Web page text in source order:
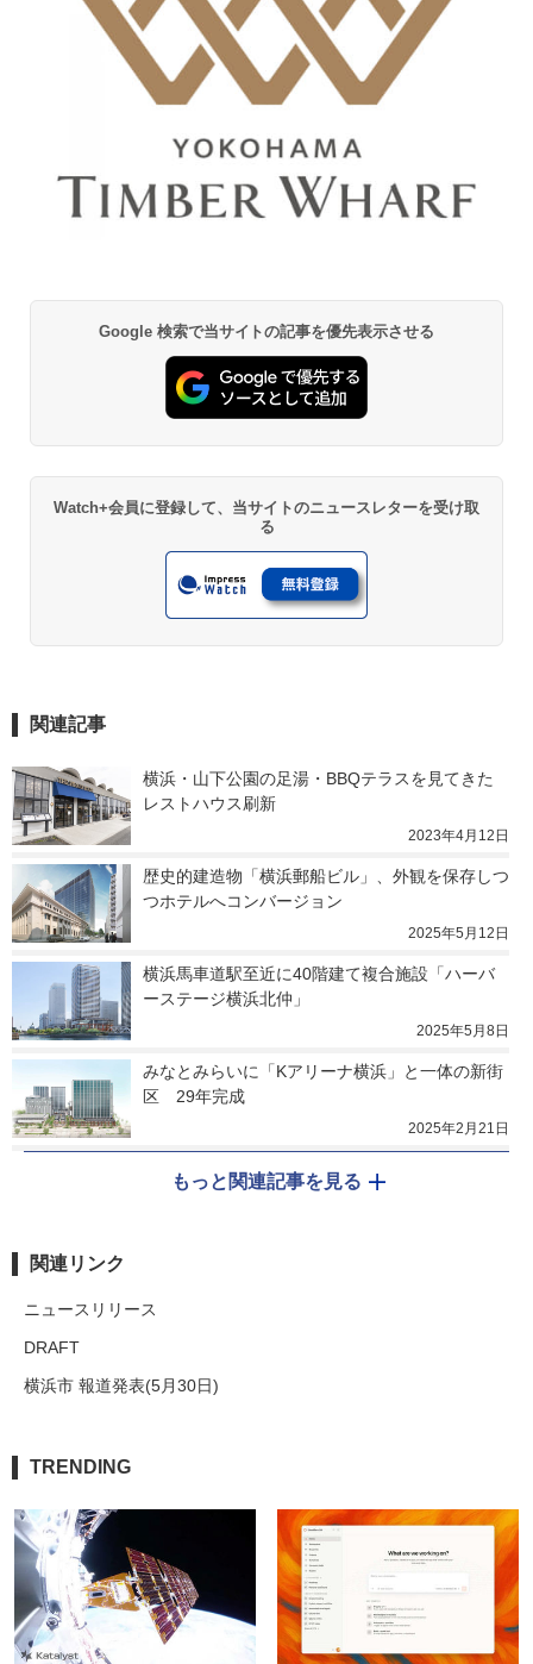
Google 検索で当サイトの記事を優先表示させる
Watch+会員に登録して、当サイトのニュースレターを受け取
る
関連記事
横浜・山下公園の足湯・BBQテラスを見てきた
レストハウス刷新
2023年4月12日
歴史的建造物「横浜郵船ビル」、外観を保存しつ
つホテルへコンバージョン
2025年5月12日
横浜馬車道駅至近に40階建て複合施設「ハーバ
ーステージ横浜北仲」
2025年5月8日
みなとみらいに「Kアリーナ横浜」と一体の新街
区　29年完成
2025年2月21日
もっと関連記事を見る
関連リンク
ニュースリリース
DRAFT
横浜市 報道発表(5月30日)
TRENDING